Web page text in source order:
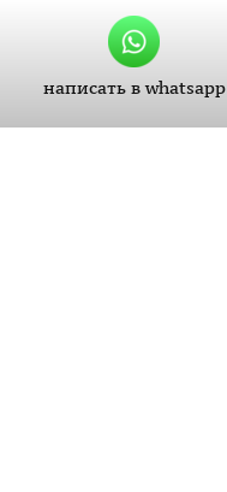
написать в whatsapp